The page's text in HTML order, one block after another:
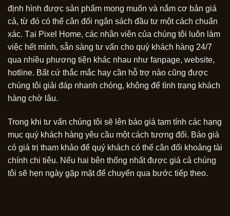
định hình được sản phẩm mong muốn và nắm cơ bản giá
cả, từ đó có thể cân đối ngân sách đầu tư một cách chuẩn
xác. Tại Pixel Home, các nhân viên của chúng tôi luôn làm
việc hết mình, sẵn sàng tư vấn cho quý khách hàng 24/7
qua nhiều phương tiện khác nhau như fanpage, website,
hotline. Bất cứ thắc mắc hay cần hỗ trợ nào cũng được
chúng tôi giải đáp nhanh chóng, không để tình trạng khách
hàng chờ lâu.
Trong khi tư vấn chúng tôi sẽ lên báo giá tạm tính các hạng
mục quý khách hàng yêu cầu một cách tương đối. Báo giá
có giá trị tham khảo để quý khách có thể cân đối khoảng tài
chính chi tiêu. Nếu hai bên thống nhất được giá cả chúng
tôi sẽ hẹn ngày gặp mặt để chuyển qua bước tiếp theo.